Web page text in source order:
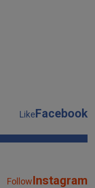
LikeFacebook
FollowInstagram